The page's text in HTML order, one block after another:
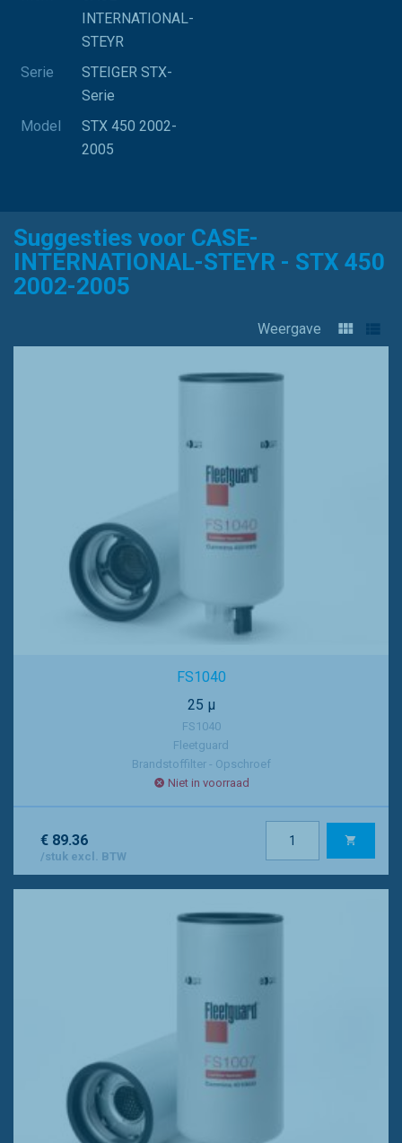
INTERNATIONAL-
STEYR
Serie
STEIGER STX-
Serie
Model
STX 450 2002-
2005
Suggesties voor CASE-
INTERNATIONAL-STEYR - STX 450
2002-2005
Weergave
FS1040
25 µ
FS1040
Fleetguard
Brandstoffilter - Opschroef
Niet in voorraad
€ 89.36
/stuk excl. BTW